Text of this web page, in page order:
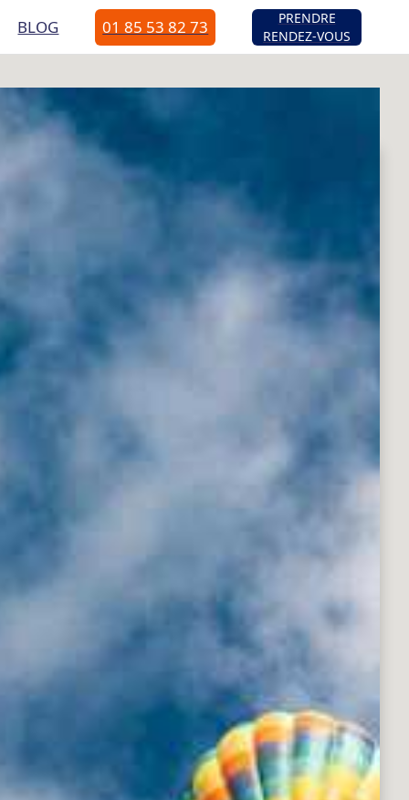
BLOG 01 85 53 82 73
PRENDRE
RENDEZ-VOUS